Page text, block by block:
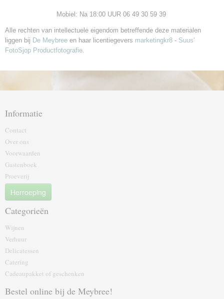
Mobiel: Na 18:00 UUR 06 49 30 59 39
Alle rechten van intellectuele eigendom betreffende deze materialen
liggen bij De Meybree en haar licentiegevers marketingkr8 - Suus'
FotoSjop Productfotografie.
Informatie
Contact
Over ons
Voorwaarden
Gastenboek
Proeverij
Herroeping
Categorieën
Wijnen
Verhuur
Delicatessen
Catering
Cadeaupakket of geschenk‎en
Bestel online bij de Meybree!